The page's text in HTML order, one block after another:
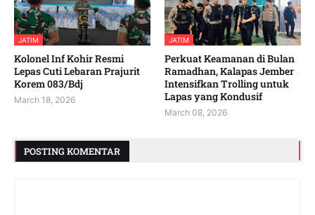
JATIM
Kolonel Inf Kohir Resmi
Lepas Cuti Lebaran Prajurit
Korem 083/Bdj
March 18, 2026
JATIM
Perkuat Keamanan di Bulan
Ramadhan, Kalapas Jember
Intensifkan Trolling untuk
Lapas yang Kondusif
March 08, 2026
POSTING KOMENTAR